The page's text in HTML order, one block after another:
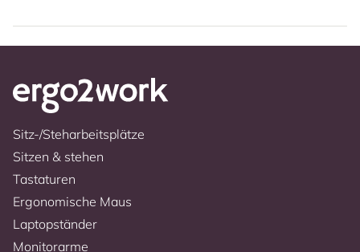
Sitz-/Steharbeitsplätze
Sitzen & stehen
Tastaturen
Ergonomische Maus
Laptopständer
Monitorarme